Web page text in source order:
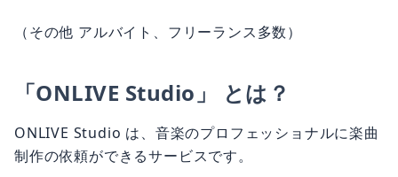
（その他 アルバイト、フリーランス多数）
「ONLIVE Studio」 とは？
ONLIVE Studio は、音楽のプロフェッショナルに楽曲
制作の依頼ができるサービスです。